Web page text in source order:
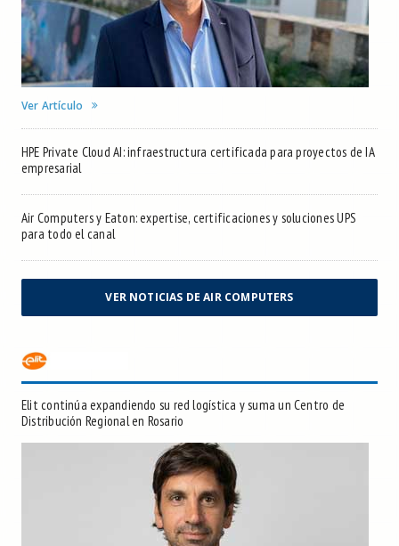
Ver Artículo
HPE Private Cloud AI: infraestructura certificada para proyectos de IA
empresarial
Air Computers y Eaton: expertise, certificaciones y soluciones UPS
para todo el canal
VER NOTICIAS DE AIR COMPUTERS
Elit continúa expandiendo su red logística y suma un Centro de
Distribución Regional en Rosario